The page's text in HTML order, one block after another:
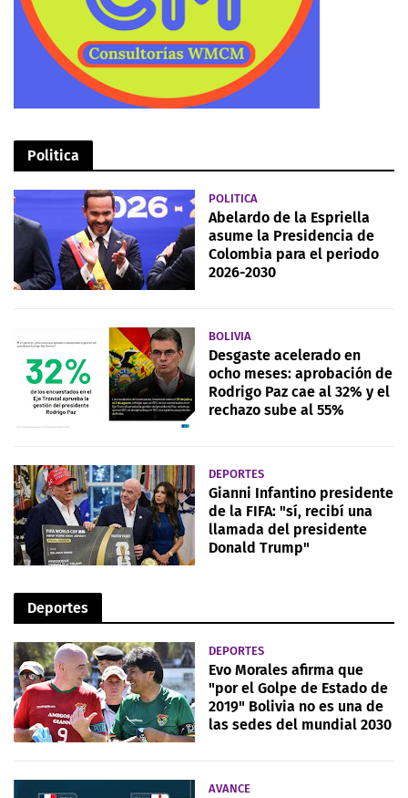
Politica
POLITICA
Abelardo de la Espriella
asume la Presidencia de
Colombia para el periodo
2026-2030
BOLIVIA
Desgaste acelerado en
ocho meses: aprobación de
Rodrigo Paz cae al 32% y el
rechazo sube al 55%
DEPORTES
Gianni Infantino presidente
de la FIFA: "sí, recibí una
llamada del presidente
Donald Trump"
Deportes
DEPORTES
Evo Morales afirma que
"por el Golpe de Estado de
2019" Bolivia no es una de
las sedes del mundial 2030
AVANCE